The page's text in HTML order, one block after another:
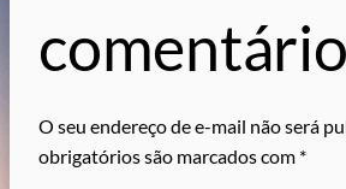
comentário
O seu endereço de e-mail não será
obrigatórios são marcados com *